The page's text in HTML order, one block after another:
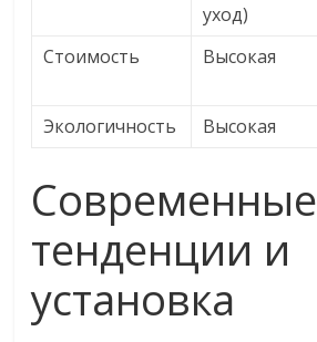
уход)
Стоимость Высокая
Экологичность
Высокая
Современные
тенденции и
установка